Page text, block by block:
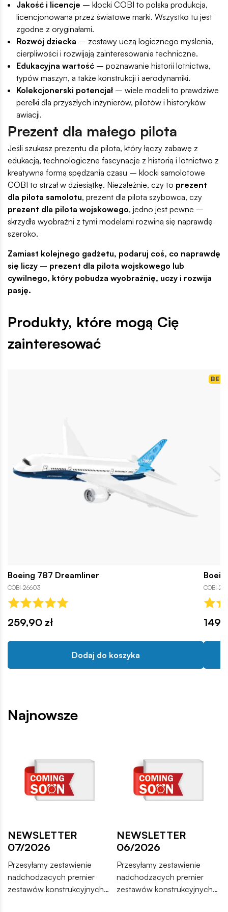
Jakość i licencje – klocki COBI to polska produkcja,
licencjonowana przez światowe marki. Wszystko tu jest
zgodne z oryginałami.
Rozwój dziecka – zestawy uczą logicznego myślenia,
cierpliwości i rozwijają zainteresowania techniczne.
Edukacyjna wartość – poznawanie historii lotnictwa,
typów maszyn, a także konstrukcji i aerodynamiki.
Kolekcjonerski potencjał – wiele modeli to prawdziwe
perełki dla przyszłych inżynierów, pilotów i historyków
awiacji.
Prezent dla małego pilota
Jeśli szukasz prezentu dla pilota, który łączy zabawę z
edukacją, technologiczne fascynacje z historią i lotnictwo z
kreatywną formą spędzania czasu – klocki samolotowe
COBI to strzał w dziesiątkę. Niezależnie, czy to prezent
dla pilota samolotu, prezent dla pilota szybowca, czy
prezent dla pilota wojskowego, jedno jest pewne –
skrzydła wyobraźni z tymi modelami rozwiną się naprawdę
szeroko.
Zamiast kolejnego gadżetu, podaruj coś, co naprawdę
się liczy – prezent dla pilota wojskowego lub
cywilnego, który pobudza wyobraźnię, uczy i rozwija
pasję.
Produkty, które mogą Cię
zainteresować
Boeing 787 Dreamliner
COBI-26603
259,90 zł
Dodaj do koszyka
COBI-
Najnowsze
NEWSLETTER
07/2026
Przesyłamy zestawienie
nadchodzących premier
zestawów konstrukcyjnych
NEWSLETTER
06/2026
Przesyłamy zestawienie
nadchodzących premier
zestawów konstrukcyjnych